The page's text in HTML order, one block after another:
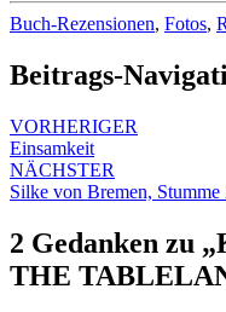
Buch-Rezensionen, Fotos,
Beitrags-
VORHERIGER
Einsamkeit
NÄCHSTER
Silke von Bremen, Stumme
2 Gedanken zu „
THE